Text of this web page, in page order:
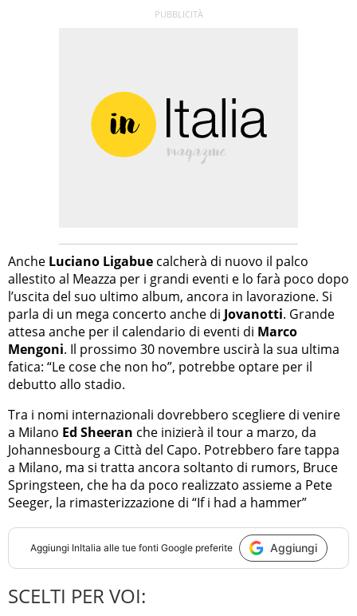
Anche Luciano Ligabue calcherà di nuovo il palco
allestito al Meazza per i grandi eventi e lo farà poco dopo
l’uscita del suo ultimo album, ancora in lavorazione. Si
parla di un mega concerto anche di Jovanotti. Grande
attesa anche per il calendario di eventi di Marco
Mengoni. Il prossimo 30 novembre uscirà la sua ultima
fatica: “Le cose che non ho”, potrebbe optare per il
debutto allo stadio.
Tra i nomi internazionali dovrebbero scegliere di venire
a Milano Ed Sheeran che inizierà il tour a marzo, da
Johannesbourg a Città del Capo. Potrebbero fare tappa
a Milano, ma si tratta ancora soltanto di rumors, Bruce
Springsteen, che ha da poco realizzato assieme a Pete
Seeger, la rimasterizzazione di “If i had a hammer”
Aggiungi InItalia alle tue fonti Google preferite Aggiungi
SCELTI PER VOI: